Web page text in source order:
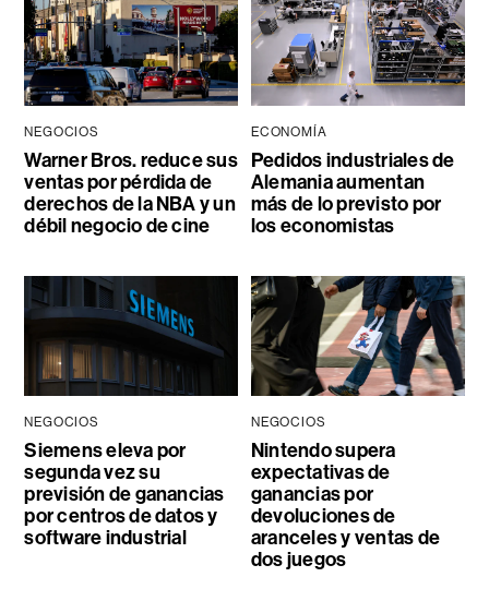
NEGOCIOS
Warner Bros. reduce sus
ventas por pérdida de
derechos de la NBA y un
débil negocio de cine
ECONOMÍA
Pedidos industriales de
Alemania aumentan
más de lo previsto por
los economistas
NEGOCIOS
Siemens eleva por
segunda vez su
previsión de ganancias
por centros de datos y
software industrial
NEGOCIOS
Nintendo supera
expectativas de
ganancias por
devoluciones de
aranceles y ventas de
dos juegos